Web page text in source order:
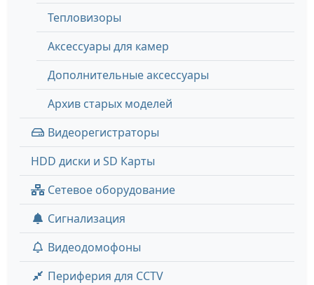
Тепловизоры
Аксессуары для камер
Дополнительные аксессуары
Архив старых моделей
Видеорегистраторы
HDD диски и SD Карты
Сетевое оборудование
Сигнализация
Видеодомофоны
Периферия для CCTV